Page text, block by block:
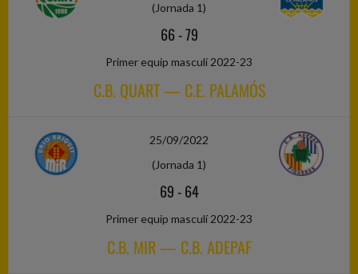
(Jornada 1)
66-79
Primer equip masculí 2022-23
C.B. QUART — C.E. PALAMÓS
25/09/2022
(Jornada 1)
69-64
Primer equip masculí 2022-23
C.B. MIR — C.B. ADEPAF